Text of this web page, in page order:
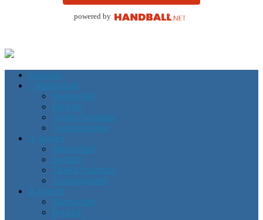
powered by
Spielplan
1.Mannschaft
Mannschaft
Berichte
Tabelle/Spielplan
Trainingszeiten
A-Jugend
Mannschaft
Berichte
Tabelle/Spielplan
Trainingszeiten
B-Jugend
Mannschaft
Berichte